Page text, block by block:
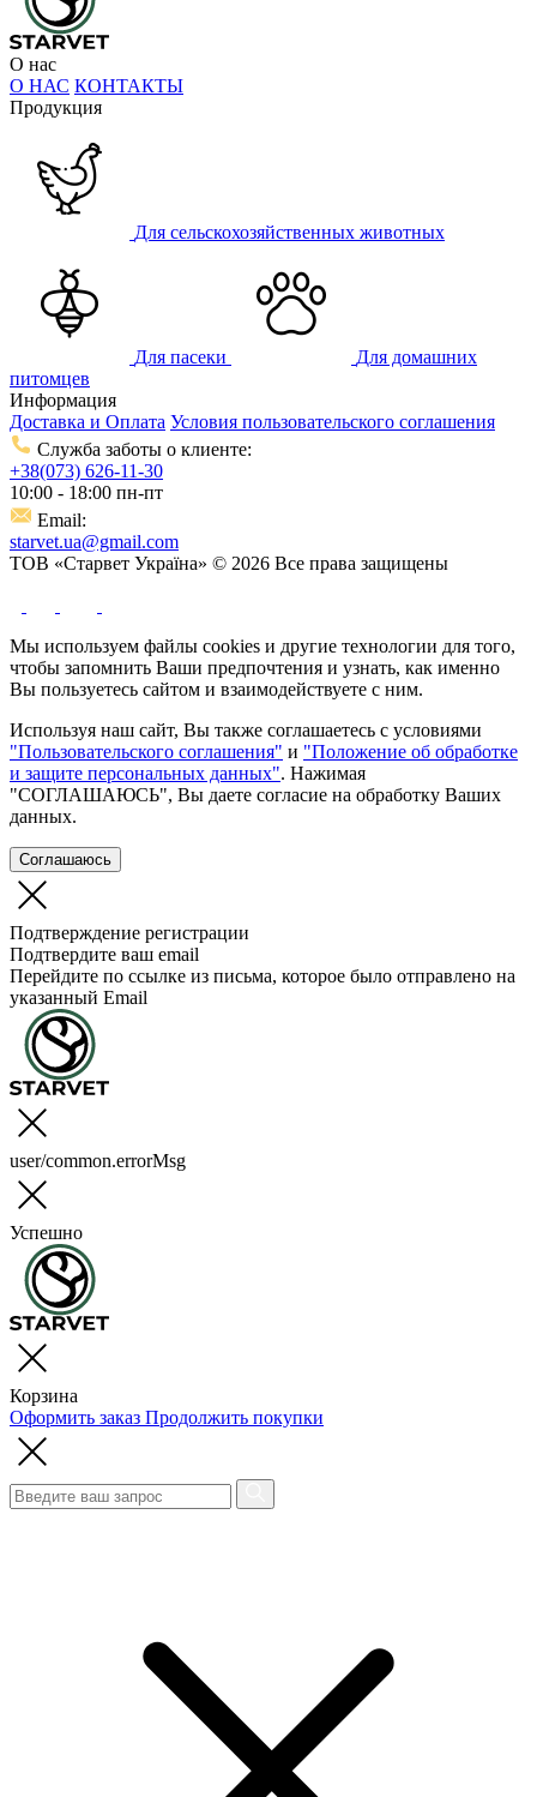
О нас
О НАС КОНТАКТЫ
Продукция
Для сельскохозяйственных животных
Для пасеки
Для домашних
питомцев
Информация
Доставка и Оплата Условия пользовательского соглашения
Служба заботы о клиенте:
+38(073) 626-11-30
10:00 - 18:00 пн-пт
Email:
starvet.ua@gmail.com
ТОВ «Старвет Україна» © 2026 Все права защищены
Мы используем файлы cookies и другие технологии для того,
чтобы запомнить Ваши предпочтения и узнать, как именно
Вы пользуетесь сайтом и взаимодействуете с ним.
Используя наш сайт, Вы также соглашаетесь с условиями
"Пользовательского соглашения" и "Положение об обработке
и защите персональных данных". Нажимая
"СОГЛАШАЮСЬ", Вы даете согласие на обработку Ваших
данных.
Соглашаюсь
Подтверждение регистрации
Подтвердите ваш email
Перейдите по ссылке из письма, которое было отправлено на
указанный Email
user/common.errorMsg
Успешно
Корзина
Оформить заказ Продолжить покупки